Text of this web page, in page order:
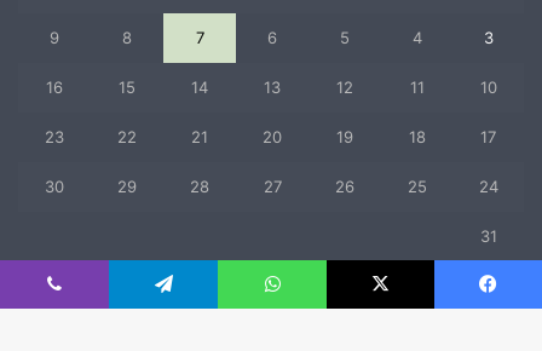
3
4
5
6
7
8
9
10
11
12
13
14
15
16
17
18
19
20
21
22
23
24
25
26
27
28
29
30
31
« يوليو
فيسبوك ‫X واتساب تيلقرام ڤايبر